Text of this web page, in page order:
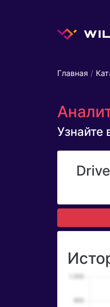
Главная /
Узнайте